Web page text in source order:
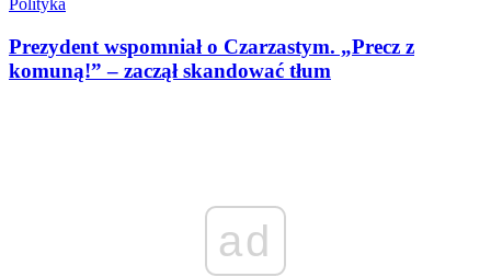
Polityka
Prezydent wspomniał o Czarzastym. „Precz z
komuną!” – zaczął skandować tłum
ad